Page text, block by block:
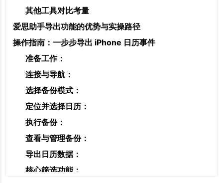
其他工具对比考量
爱思助手导出功能的优势与实操路径
操作指南：一步步导出 iPhone 日历事件
准备工作：
连接与导航：
选择备份模式：
定位并选择日历：
执行备份：
查看与管理备份：
导出日历数据：
核心筛选功能：